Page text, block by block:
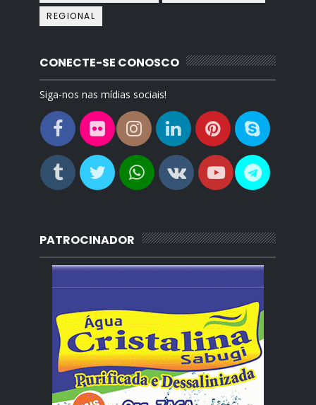
REGIONAL
CONECTE-SE CONOSCO
Siga-nos nas mídias sociais!
PATROCINADOR